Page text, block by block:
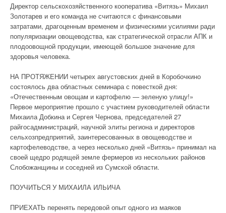
Директор сельскохозяйственного кооператива «Витязь» Михаил
Золотарев и его команда не считаются с финансовыми
затратами, драгоценным временем и физическими усилиями ради
популяризации овощеводства, как стратегической отрасли АПК и
плодоовощной продукции, имеющей большое значение для
здоровья человека.
НА ПРОТЯЖЕНИИ четырех августовских дней в Коробочкино
состоялось два областных семинара с повесткой дня:
«Отечественным овощам и картофелю — зеленую улицу!»
Первое мероприятие прошло с участием руководителей области
Михаила Добкина и Сергея Чернова, председателей 27
райгосадминистраций, научной элиты региона и директоров
сельхозпредприятий, заинтересованных в овощеводстве и
картофелеводстве, а через несколько дней «Витязь» принимал на
своей щедро родящей земле фермеров из нескольких районов
Слобожанщины и соседней из Сумской области.
ПОУЧИТЬСЯ У МИХАИЛА ИЛЬИЧА
ПРИЕХАТЬ перенять передовой опыт одного из маяков